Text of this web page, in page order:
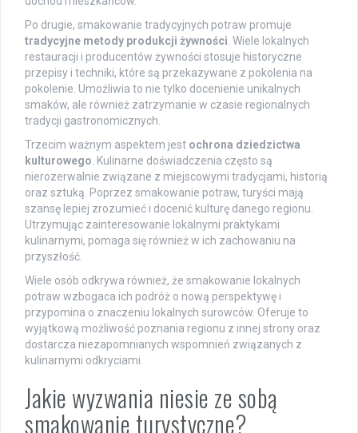
Po drugie, smakowanie tradycyjnych potraw promuje
tradycyjne metody produkcji żywności. Wiele lokalnych
restauracji i producentów żywności stosuje historyczne
przepisy i techniki, które są przekazywane z pokolenia na
pokolenie. Umożliwia to nie tylko docenienie unikalnych
smaków, ale również zatrzymanie w czasie regionalnych
tradycji gastronomicznych.
Trzecim ważnym aspektem jest ochrona dziedzictwa
kulturowego. Kulinarne doświadczenia często są
nierozerwalnie związane z miejscowymi tradycjami, historią
oraz sztuką. Poprzez smakowanie potraw, turyści mają
szansę lepiej zrozumieć i docenić kulturę danego regionu.
Utrzymując zainteresowanie lokalnymi praktykami
kulinarnymi, pomaga się również w ich zachowaniu na
przyszłość.
Wiele osób odkrywa również, że smakowanie lokalnych
potraw wzbogaca ich podróż o nową perspektywę i
przypomina o znaczeniu lokalnych surowców. Oferuje to
wyjątkową możliwość poznania regionu z innej strony oraz
dostarcza niezapomnianych wspomnień związanych z
kulinarnymi odkryciami.
Jakie wyzwania niesie ze sobą
smakowanie turystyczne?